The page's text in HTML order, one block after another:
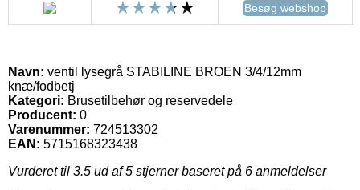
Besøg webshop
Navn: ventil lysegrå STABILINE BROEN 3/4/12mm
knæ/fodbetj
Kategori: Brusetilbehør og reservedele
Producent: 0
Varenummer: 724513302
EAN: 5715168323438
Vurderet til 3.5 ud af 5 stjerner baseret på 6 anmeldelser